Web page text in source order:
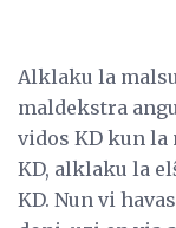
Alklaku la
maldekstra
vidos KD kun
KD, alklaku la
KD. Nun vi